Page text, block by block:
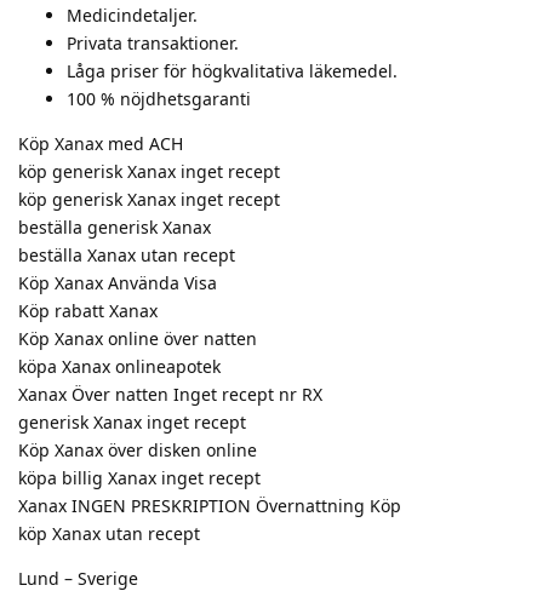
Medicindetaljer.
Privata transaktioner.
Låga priser för högkvalitativa läkemedel.
100 % nöjdhetsgaranti
Köp Xanax med ACH
köp generisk Xanax inget recept
köp generisk Xanax inget recept
beställa generisk Xanax
beställa Xanax utan recept
Köp Xanax Använda Visa
Köp rabatt Xanax
Köp Xanax online över natten
köpa Xanax onlineapotek
Xanax Över natten Inget recept nr RX
generisk Xanax inget recept
Köp Xanax över disken online
köpa billig Xanax inget recept
Xanax INGEN PRESKRIPTION Övernattning Köp
köp Xanax utan recept
Lund – Sverige